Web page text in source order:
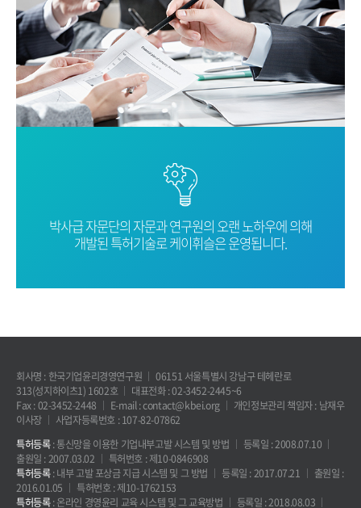
박사급 자문단의 자문과 연구원의 오랜노하우에 의해
개발된 특허기술로케이휘슬은 운영됩니다.
회사명 : 한국기업윤리경영연구원
06151 서울특별시 강남구 테헤란로
313(성지하이츠1) 1602호
대표전화 : 02-3452-2445~6
Fax : 02-3452-2448
E-mail : contact@kbei.org
개인정보관리 책임자 : 남재우
이사장
사업자등록번호 : 107-82-07862
특허등록: 통신망을 이용한 기업내부고발 시스템 및 방법
등록일 : 2008.07.10
출원일 : 2007.03.02
특허번호 : 제10-0846908
특허등록: 내부 고발 포상금 지급 시스템 및 그 방법 등록일 : 2017.07.21
출원일 :
2016.01.05
특허번호 : 제10-1762153
특허등록: 온라인 경영윤리 교육 시스템 및 그 교육방법 등록일 : 2018.08.03